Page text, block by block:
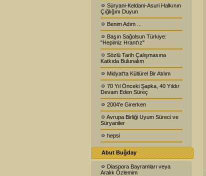
Süryani-Keldani-Asuri Halkının
Çığlığını Duyun
Benim Adım ...
Başın Sağolsun Türkiye:
"Hepimiz Hrant'ız"
Sözlü Tarih Çalışmasına
Katkıda Bulunalım
Midyat'ta Kültürel Bir Atılım
70 Yıl Önceki Şapka, 40 Yıldır
Devam Eden Süreç
2004'e Girerken
Avrupa Birliği Uyum Süreci ve
Süryaniler
hepsi
Abut Buğday
Diaspora Bayramları veya
Aralık Özlemim